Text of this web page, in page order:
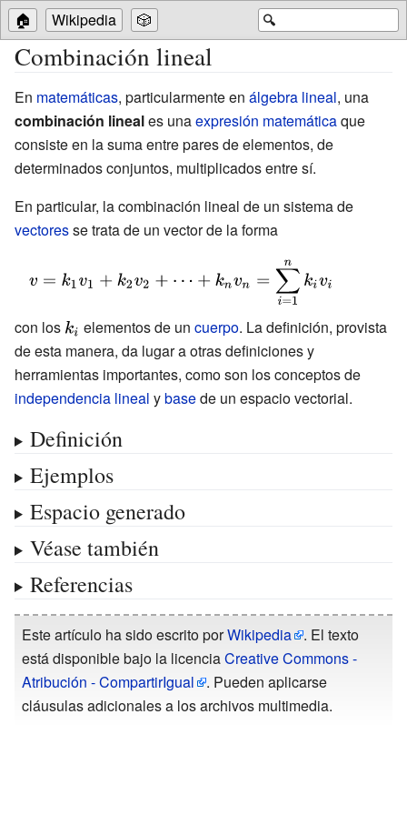
🔍
🏠 Wikipedia 🎲
Combinación lineal
En matemáticas, particularmente en álgebra lineal, una
combinación lineales unaexpresión matemáticaque
consiste en la suma entre pares de elementos, de
determinados conjuntos, multiplicados entre sí.
En particular, la combinación lineal de un sistema de
vectoresse trata de un vector de la forma
v=k_{1}v_{1}+k_{2}v_{2}+\cdots
_{i=1}^{n}k_{i}v_{i}}
con los {\displaystyle
k_{i}}
elementos de un cuerpo. La definición, provista
de esta manera, da lugar a otras definiciones y
herramientas importantes, como son los conceptos de
independencia lineal ybasede un espacio vectorial.
Definición
Ejemplos
Espacio generado
Véase también
Referencias
Este artículo ha sido escrito porWikipedia
. El texto
está disponible bajo la licenciaCreative Commons -
Atribución - CompartirIgual
. Pueden aplicarse
cláusulas adicionales a los archivos multimedia.